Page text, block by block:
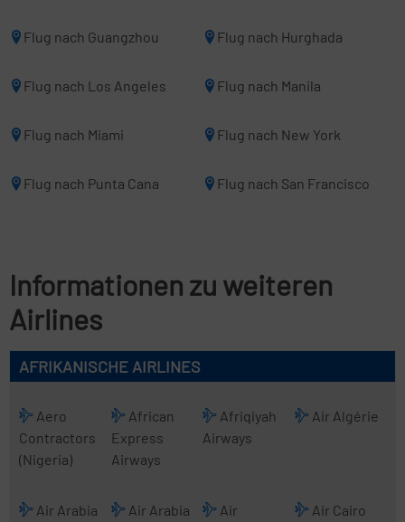
Flug nach Guangzhou Flug nach Hurghada
Flug nach Los Angeles Flug nach Manila
Flug nach Miami Flug nach New York
Flug nach Punta Cana Flug nach San Francisco
Informationen zu weiteren
Airlines
AFRIKANISCHE AIRLINES
Aero
Contractors
(Nigeria)
African
Express
Airways
Afriqiyah
Airways
Air Algérie
Air Arabia
Air Arabia
Air
Air Cairo